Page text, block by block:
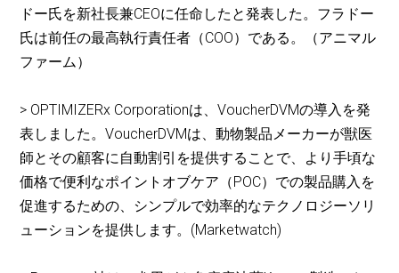
ドー氏を新社長兼CEOに任命したと発表した。フラドー
氏は前任の最高執行責任者（COO）である。（アニマル
ファーム）
> OPTIMIZERx Corporationは、VoucherDVMの導入を発
表しました。VoucherDVMは、動物製品メーカーが獣医
師とその顧客に自動割引を提供することで、より手頃な
価格で便利なポイントオブケア（POC）での製品購入を
促進するための、シンプルで効率的なテクノロジーソリ
ューションを提供します。(Marketwatch)